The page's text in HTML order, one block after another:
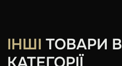
ІНШІ ТОВАРИ В